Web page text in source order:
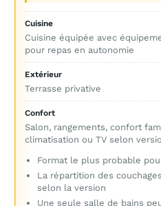
Cuisine
Cuisine équipée avec
pour repas en autonomie
Extérieur
Terrasse privative
Confort
Salon, rangements, confort
climatisation ou TV selon
Format le plus probable
La répartition des
selon la version
Une seule salle de bains